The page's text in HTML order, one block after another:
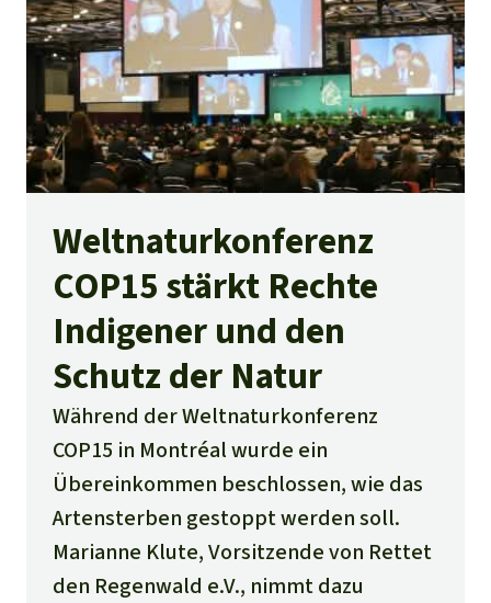
Weltnaturkonferenz
COP15 stärkt Rechte
Indigener und den
Schutz der Natur
Während der Weltnaturkonferenz
COP15 in Montréal wurde ein
Übereinkommen beschlossen, wie das
Artensterben gestoppt werden soll.
Marianne Klute, Vorsitzende von Rettet
den Regenwald e.V., nimmt dazu